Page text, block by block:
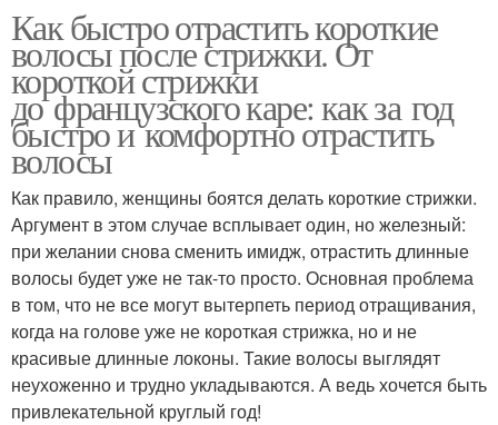
Как быстро отрастить короткие
волосы после стрижки. От
короткой стрижки
до французского каре: как за год
быстро и комфортно отрастить
волосы
Как правило, женщины боятся делать короткие стрижки.
Аргумент в этом случае всплывает один, но железный:
при желании снова сменить имидж, отрастить длинные
волосы будет уже не так-то просто. Основная проблема
в том, что не все могут вытерпеть период отращивания,
когда на голове уже не короткая стрижка, но и не
красивые длинные локоны. Такие волосы выглядят
неухоженно и трудно укладываются. А ведь хочется быть
привлекательной круглый год!